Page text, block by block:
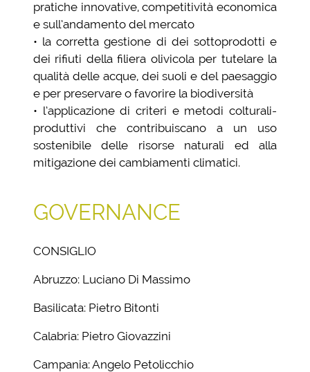
pratiche innovative, competitività economica
e sull’andamento del mercato
• la corretta gestione di dei sottoprodotti e
dei rifiuti della filiera olivicola per tutelare la
qualità delle acque, dei suoli e del paesaggio
e per preservare o favorire la biodiversità
• l’applicazione di criteri e metodi colturali-
produttivi che contribuiscano a un uso
sostenibile delle risorse naturali ed alla
mitigazione dei cambiamenti climatici.
GOVERNANCE
CONSIGLIO
Abruzzo: Luciano Di Massimo
Basilicata: Pietro Bitonti
Calabria: Pietro Giovazzini
Campania: Angelo Petolicchio